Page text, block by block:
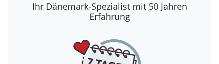
Ihr Dänemark-Spezialist mit 50 Jahren
Erfahrung